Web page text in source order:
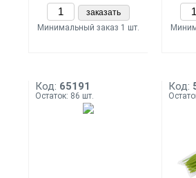
заказать
Минимальный заказ 1 шт.
Код: 65191
Остаток: 86 шт.
Код: